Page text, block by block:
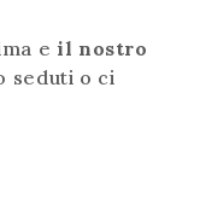
e il nostro
seduti o ci